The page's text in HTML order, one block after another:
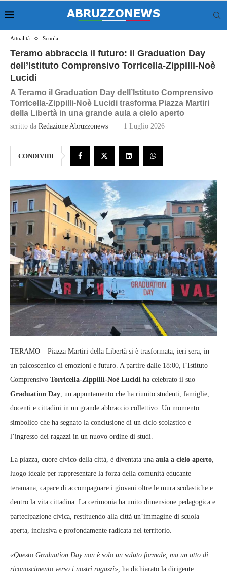
Attualità Scuola
Teramo abbraccia il futuro: il Graduation Day
dell’Istituto Comprensivo Torricella‑Zippilli‑Noè
Lucidi
A Teramo il Graduation Day dell’Istituto Comprensivo
Torricella‑Zippilli‑Noè Lucidi trasforma Piazza Martiri
della Libertà in una grande aula a cielo aperto
scritto da Redazione Abruzzonews 1 Luglio 2026
CONDIVIDI
TERAMO – Piazza Martiri della Libertà si è trasformata, ieri sera, in
un palcoscenico di emozioni e futuro. A partire dalle 18:00, l’Istituto
Comprensivo Torricella‑Zippilli‑Noè Lucidi ha celebrato il suo
Graduation Day, un appuntamento che ha riunito studenti, famiglie,
docenti e cittadini in un grande abbraccio collettivo. Un momento
simbolico che ha segnato la conclusione di un ciclo scolastico e
l’ingresso dei ragazzi in un nuovo ordine di studi.
La piazza, cuore civico della città, è diventata una aula a cielo aperto,
luogo ideale per rappresentare la forza della comunità educante
teramana, capace di accompagnare i giovani oltre le mura scolastiche e
dentro la vita cittadina. La cerimonia ha unito dimensione pedagogica e
partecipazione civica, restituendo alla città un’immagine di scuola
aperta, inclusiva e profondamente radicata nel territorio.
«Questo Graduation Day non è solo un saluto formale, ma un atto di
riconoscimento verso i nostri ragazzi», ha dichiarato la dirigente